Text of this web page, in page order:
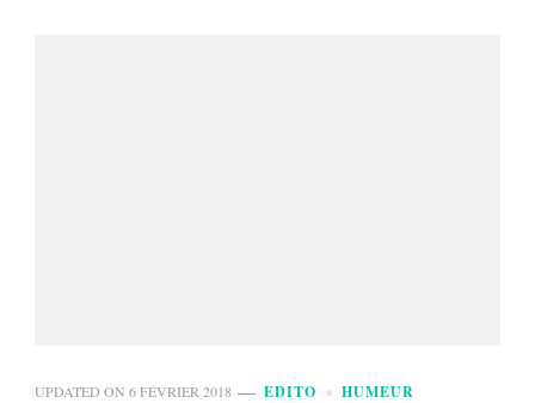
UPDATED ON 6 FÉVRIER 2018 EDITO HUMEUR